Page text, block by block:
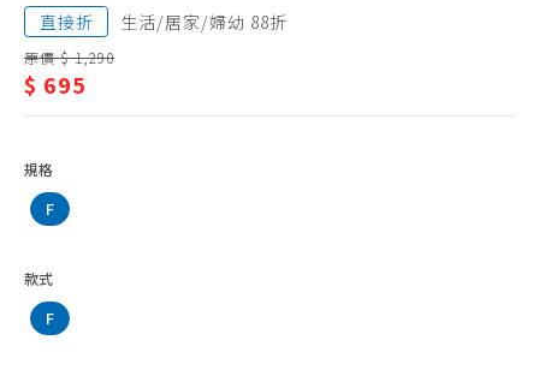
桶、
洗
澡
直接折
生活/居家/婦幼 88折
原價 $ 1,290
$ 695
規格
F
款式
F